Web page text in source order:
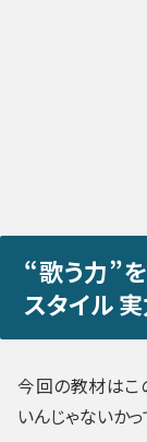
“歌う力”
スタイル
今回の教材はこ
いんじゃないか